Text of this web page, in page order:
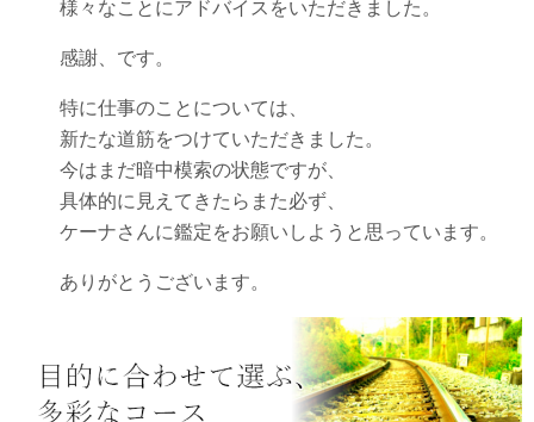
様々なことにアドバイスをいただきました。
感謝、です。
特に仕事のことについては、
新たな道筋をつけていただきました。
今はまだ暗中模索の状態ですが、
具体的に見えてきたらまた必ず、
ケーナさんに鑑定をお願いしようと思っています。
ありがとうございます。